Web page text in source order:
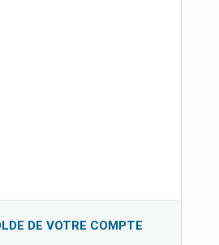
DE VOTRE COMPTE